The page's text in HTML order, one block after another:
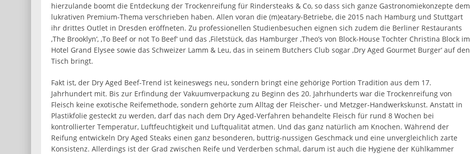
hierzulande boomt die Entdeckung der Trockenreifung für Rindersteaks & Co, so dass sich ganze Gastronomiekonzepte dem
lukrativen Premium-Thema verschrieben haben. Allen voran die (m)eatary-Betriebe, die 2015 nach Hamburg und Stuttgart
ihr drittes Outlet in Dresden eröffneten. Zu professionellen Studienbesuchen eignen sich zudem die Berliner Restaurants
‚The Brooklyn‘, ‚To Beef or not To Beef‘ und das ‚Filetstück, das Hamburger ‚Theo’s von Block-House Tochter Christina Block im
Hotel Grand Elysee sowie das Schweizer Lamm & Leu, das in seinem Butchers Club sogar ‚Dry Aged Gourmet Burger‘ auf den
Tisch bringt.
Fakt ist, der Dry Aged Beef-Trend ist keineswegs neu, sondern bringt eine gehörige Portion Tradition aus dem 17.
Jahrhundert mit. Bis zur Erfindung der Vakuumverpackung zu Beginn des 20. Jahrhunderts war die Trockenreifung von
Fleisch keine exotische Reifemethode, sondern gehörte zum Alltag der Fleischer- und Metzger-Handwerkskunst. Anstatt in
Plastikfolie gesteckt zu werden, darf das nach dem Dry Aged-Verfahren behandelte Fleisch für rund 8 Wochen bei
kontrollierter Temperatur, Luftfeuchtigkeit und Luftqualität atmen. Und das ganz natürlich am Knochen. Während der
Reifung entwickeln Dry Aged Steaks einen ganz besonderen, buttrig-nussigen Geschmack und eine unvergleichlich zarte
Konsistenz. Allerdings ist der Grad zwischen Reife und Verderben schmal, darum ist auch die Hygiene der Kühlkammer